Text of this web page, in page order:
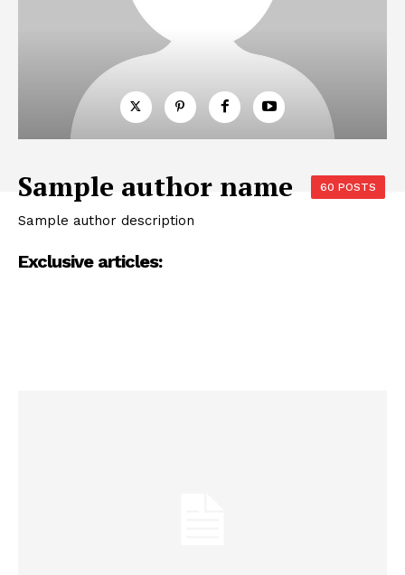
Sample author name 60 POSTS
Sample author description
Exclusive articles: